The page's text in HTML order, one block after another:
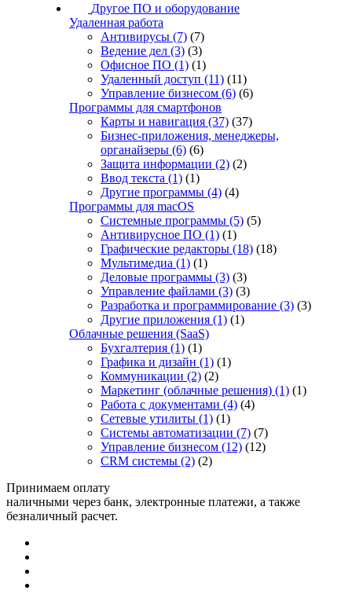
Другое ПО и оборудование
Удаленная работа
Антивирусы (7) (7)
Ведение дел (3) (3)
Офисное ПО (1) (1)
Удаленный доступ (11) (11)
Управление бизнесом (6) (6)
Программы для смартфонов
Карты и навигация (37) (37)
Бизнес-приложения, менеджеры,
органайзеры (6) (6)
Защита информации (2) (2)
Ввод текста (1) (1)
Другие программы (4) (4)
Программы для macOS
Системные программы (5) (5)
Антивирусное ПО (1) (1)
Графические редакторы (18) (18)
Мультимедиа (1) (1)
Деловые программы (3) (3)
Управление файлами (3) (3)
Разработка и программирование (3) (3)
Другие приложения (1) (1)
Облачные решения (SaaS)
Бухгалтерия (1) (1)
Графика и дизайн (1) (1)
Коммуникации (2) (2)
Маркетинг (облачные решения) (1) (1)
Работа с документами (4) (4)
Сетевые утилиты (1) (1)
Системы автоматизации (7) (7)
Управление бизнесом (12) (12)
CRM системы (2) (2)
Принимаем оплату
наличными через банк, электронные платежи, а также
безналичный расчет.